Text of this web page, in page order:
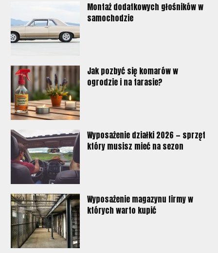
Montaż dodatkowych głośników w
samochodzie
Jak pozbyć się komarów w
ogrodzie i na tarasie?
Wyposażenie działki 2026 — sprzęt
który musisz mieć na sezon
Wyposażenie magazynu firmy w
których warto kupić